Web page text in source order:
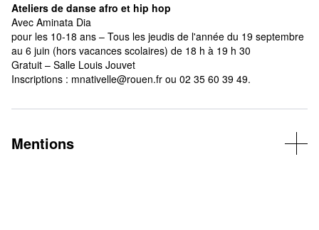
Ateliers de danse afro et hip hop
Avec Aminata Dia
pour les 10-18 ans – Tous les jeudis de l'année du 19 septembre
au 6 juin (hors vacances scolaires) de 18 h à 19 h 30
Gratuit – Salle Louis Jouvet
Inscriptions : mnativelle@rouen.fr ou 02 35 60 39 49.
Mentions